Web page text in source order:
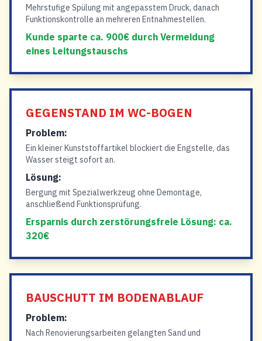
Mehrstufige Spülung mit angepasstem Druck, danach
Funktionskontrolle an mehreren Entnahmestellen.
Kunde sparte ca. 900€ durch Vermeidung
eines Leitungstauschs
GEGENSTAND IM WC-BOGEN
Problem:
Ein kleiner Kunststoffartikel blockiert die Engstelle, das
Wasser steigt sofort an.
Lösung:
Bergung mit Spezialwerkzeug ohne Demontage,
anschließend Funktionsprüfung.
Ersparnis durch zerstörungsfreie Lösung: ca.
320€
BAUSCHUTT IM BODENABLAUF
Problem:
Nach Renovierungsarbeiten gelangten Sand und